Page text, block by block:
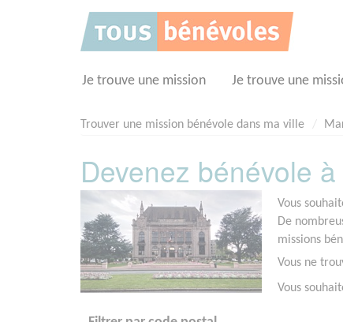
Je trouve une mission Je trouve une
Trouver une mission bénévole dans ma ville
Devenez bénévole
Vous
De
missions
Vous ne
Vous